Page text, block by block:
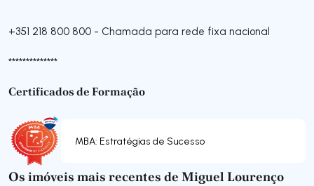
+351 218 800 800 - Chamada para rede fixa nacional
**************
Certificados de Formação
MBA: Estratégias de Sucesso
Os imóveis mais recentes de Miguel Lourenço